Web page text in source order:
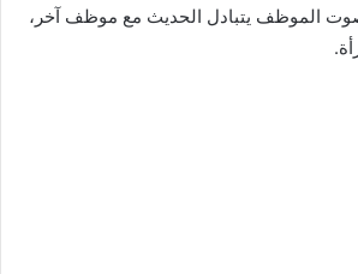
الموظف يتبادل الحديث مع موظف آخر،